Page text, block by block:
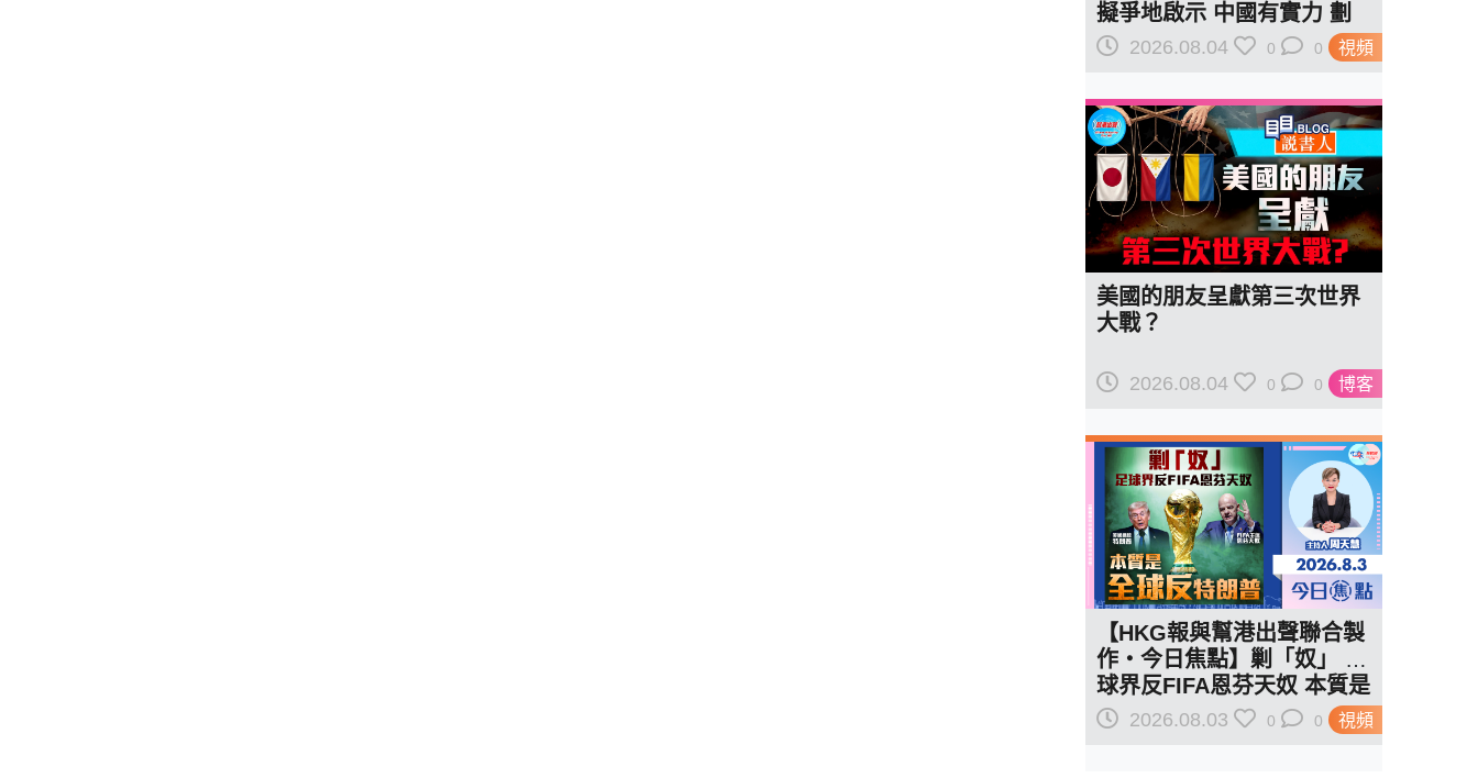
視頻
擬爭地啟示 中國有實力 劃
紅線訂規則
2026.08.04 0 0
博客
美國的朋友呈獻第三次世界
大戰？
2026.08.04 0 0
視頻
【HKG報與幫港出聲聯合製
作‧今日焦點】剿「奴」 足
球界反FIFA恩芬天奴 本質是
全球反特朗普
2026.08.03 0 0